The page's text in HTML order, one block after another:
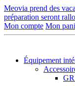
Meovia prend des
préparation seront
Mon compte Mon
Équipement